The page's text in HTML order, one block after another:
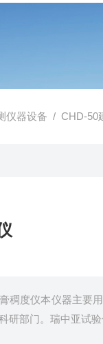
仪器设备 / CHD-50
稠度仪本仪器主要
研部门。瑞中亚试